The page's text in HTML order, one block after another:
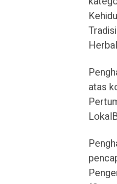
atas